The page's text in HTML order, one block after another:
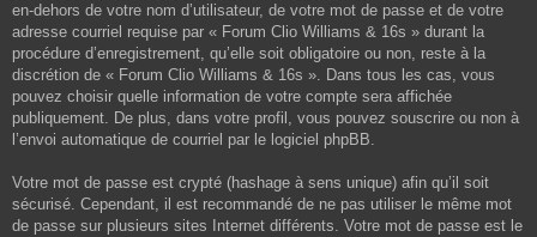
en-dehors de votre nom d’utilisateur, de votre mot de passe et de votre
adresse courriel requise par « Forum Clio Williams & 16s » durant la
procédure d’enregistrement, qu’elle soit obligatoire ou non, reste à la
discrétion de « Forum Clio Williams & 16s ». Dans tous les cas, vous
pouvez choisir quelle information de votre compte sera affichée
publiquement. De plus, dans votre profil, vous pouvez souscrire ou non à
l’envoi automatique de courriel par le logiciel phpBB.
Votre mot de passe est crypté (hashage à sens unique) afin qu’il soit
sécurisé. Cependant, il est recommandé de ne pas utiliser le même mot
de passe sur plusieurs sites Internet différents. Votre mot de passe est le